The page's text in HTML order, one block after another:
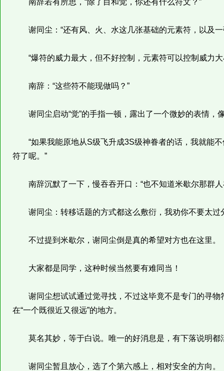
南辞若有所思，“除了目和觉，你还有什么符文？”
谢同尘：“还有风、火、水这几张基础的元素符，以及一
“爆符的威力最大，但不好控制，元素符可以控制威力大
南辞：“这些符不能现做吗？”
谢同尘启动“觉”的手指一顿，露出了一个微妙的表情，
“如果我能原地从S级飞升成3S级神眷者的话，我就能不
符了呢。”
南辞沉默了一下，慢吞吞开口：“也不知道米歇尔那群人
谢同尘：转移话题的方式都这么敷衍，我劝你不要太过
不过提到米歇尔，谢同尘倒是真的希望对方也在这里。
大家都是同学，这种时候当然要有难同当！
谢同尘想试试通过觉寻找，不过这毕竟不是专门的寻物
在“一个既很近又很远”的地方。
莫名其妙，等于白说。唯一的好消息是，有下落说明都
谢同尘暂且放心，选了个第六感上，相对安全的方向。